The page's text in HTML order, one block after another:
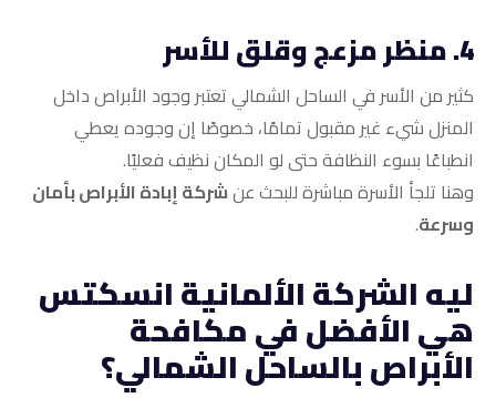
4. منظر مزعج وقلق للأسر
كثير من الأسر في الساحل الشمالي تعتبر وجود الأبراص داخل
المنزل شيء غير مقبول تمامًا، خصوصًا إن وجوده يعطي
انطباعًا بسوء النظافة حتى لو المكان نظيف فعليًا.
وهنا تلجأ الأسرة مباشرة للبحث عنشركة إبادة الأبراص بأمان
وسرعة.
ليه الشركة الألمانية انسكتس
هي الأفضل في مكافحة
الأبراص بالساحل الشمالي؟